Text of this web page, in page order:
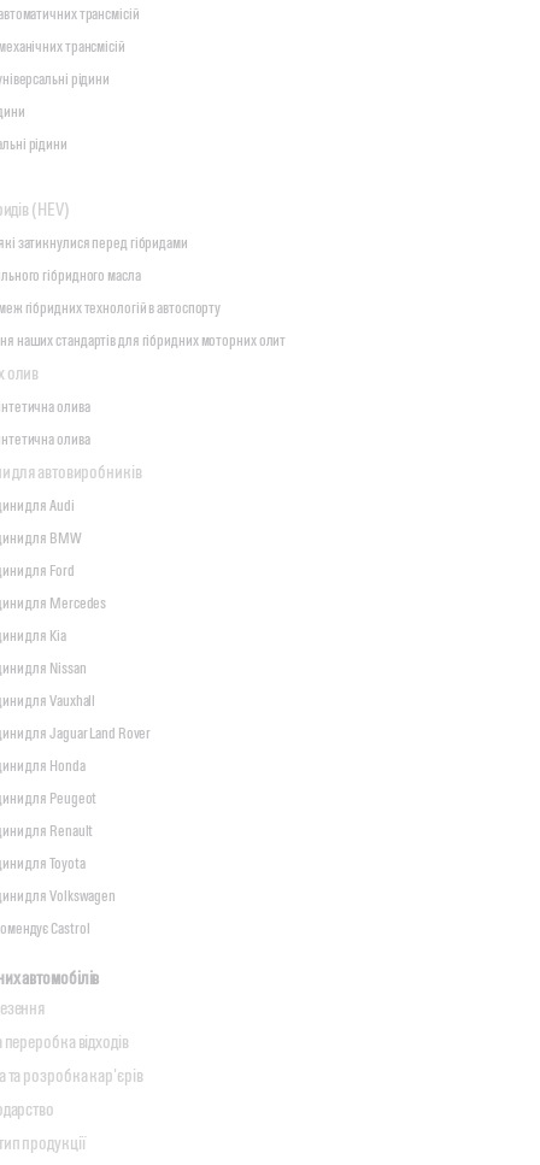
трансмісій
трансмісій
рідини
рідини
(HEV)
затикнулися перед гібридами
гібридного масла
гібридних технологій в автоспорту
наших стандартів для гібридних моторних олит
олив
олива
олива
для автовиробників
для Audi
для BMW
для Ford
для Mercedes
для Kia
для Nissan
для Vauxhall
для Jaguar Land Rover
для Honda
для Peugeot
для Renault
для Toyota
для Volkswagen
Castrol
автомобілів
переробка відходів
та розробка кар'єрів
продукції